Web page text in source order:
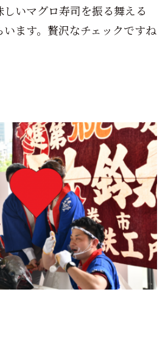
いマグロ寿司を振る舞える
ます。贅沢なチェックですね